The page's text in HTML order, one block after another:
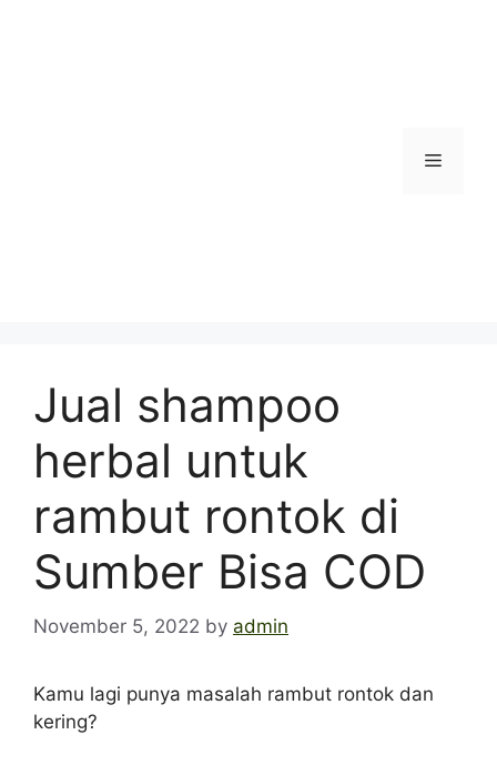
Menu
Jual shampoo
herbal untuk
rambut rontok di
Sumber Bisa COD
November 5, 2022 by admin
Kamu lagi punya masalah rambut rontok dan
kering?